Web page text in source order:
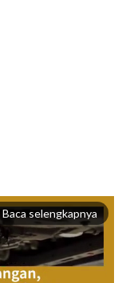
Baca selengkapnya